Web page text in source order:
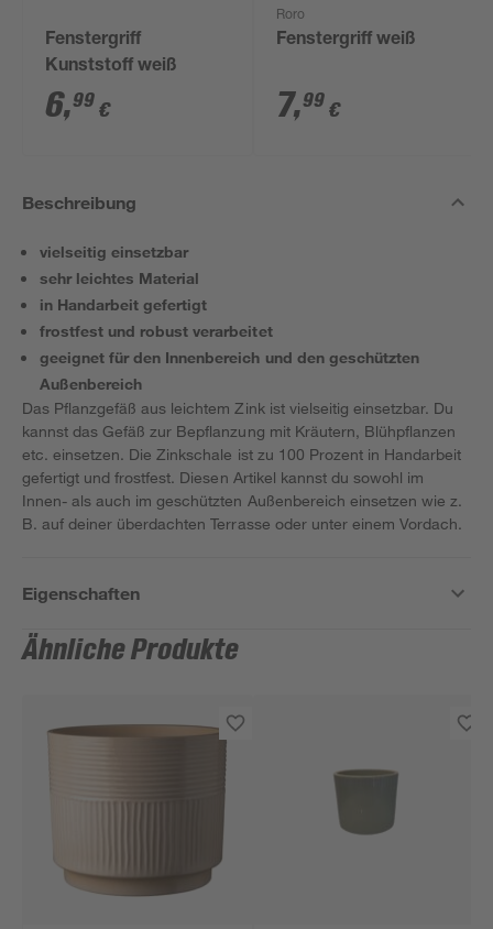
Fenstergriff
Kunststoff weiß
6,99 €
Roro
Fenstergriff weiß
7,99 €
Beschreibung
vielseitig einsetzbar
sehr leichtes Material
in Handarbeit gefertigt
frostfest und robust verarbeitet
geeignet für den Innenbereich und den geschützten
Außenbereich
Das Pflanzgefäß aus leichtem Zink ist vielseitig einsetzbar. Du
kannst das Gefäß zur Bepflanzung mit Kräutern, Blühpflanzen
etc. einsetzen. Die Zinkschale ist zu 100 Prozent in Handarbeit
gefertigt und frostfest. Diesen Artikel kannst du sowohl im
Innen- als auch im geschützten Außenbereich einsetzen wie z.
B. auf deiner überdachten Terrasse oder unter einem Vordach.
Eigenschaften
Ähnliche Produkte